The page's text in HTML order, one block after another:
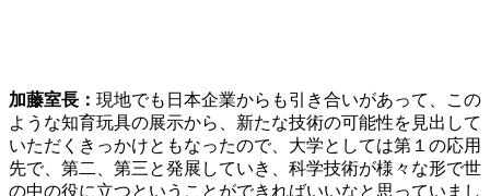
加藤室長： 現地でも日本企業からも引き合いがあって、この
ような知育玩具の展示から、新たな技術の可能性を見出して
いただくきっかけともなったので、大学としては第１の応用
先で、第二、第三と発展していき、科学技術が様々な形で世
の中の役に立つということができればいいなと思っていまし